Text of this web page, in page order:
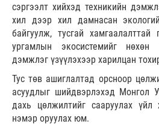
сэргээлт хийхэд техникийн
хил дээр хил дамнасан
байгуулж, тусгай хамгаалалттай
ургамлын экосистемийг нөхөн
дэмжлэг үзүүлэхээр харилцан
Тус төв ашиглалтад орсноор
асуудлыг шийдвэрлэхэд Монгол
дахь цөлжилтийг сааруулах үйл
нэмэр оруулах юм.